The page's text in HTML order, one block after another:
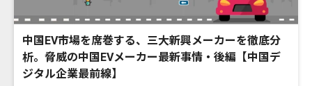
中国EV市場を席巻する、三大新興メーカーを徹底分
析。脅威の中国EVメーカー最新事情・後編【中国デ
ジタル企業最前線】